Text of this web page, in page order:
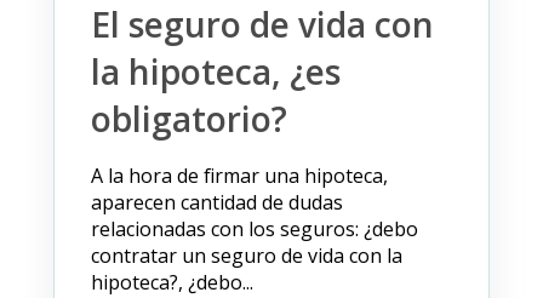
El seguro de vida con
la hipoteca, ¿es
obligatorio?
A la hora de firmar una hipoteca,
aparecen cantidad de dudas
relacionadas con los seguros: ¿debo
contratar un seguro de vida con la
hipoteca?, ¿debo...